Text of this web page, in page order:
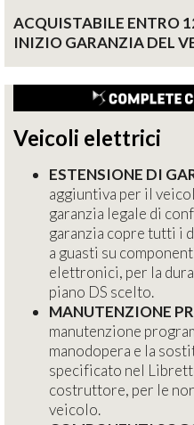
ACQUISTABILE ENTRO
INIZIO GARANZIA DEL
Veicoli elettrici
ESTENSIONE DI
aggiuntiva per il
garanzia legale di
garanzia copre tutti i
a guasti su
elettronici, per la
piano DS scelto.
MANUTENZIONE
manutenzione
manodopera e la
specificato nel
costruttore, per le
veicolo.